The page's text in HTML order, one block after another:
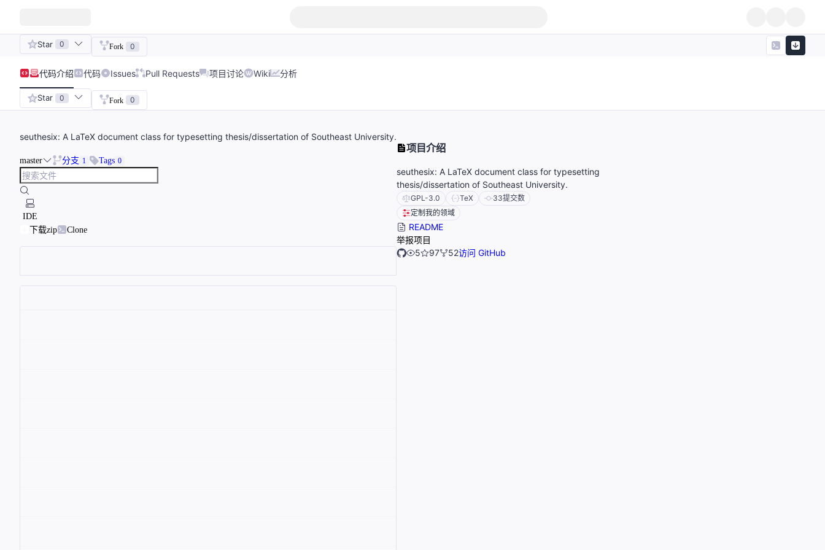
Star 0 Fork 0
代码介绍 代码 Issues Pull Requests 项目讨论 Wiki 分析
Star 0 Fork 0
seuthesix: A LaTeX document class for typesetting thesis/dissertation of Southeast University.
master 分支 1 Tags 0
IDE
下载zip
Clone
项目介绍
seuthesix: A LaTeX document class for typesetting
thesis/dissertation of Southeast University.
GPL-3.0 TeX 33提交数
定制我的领域
README
举报项目
5
97 52访问 GitHub